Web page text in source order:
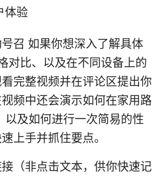
体验
召 如果你想深入了解具体
对比、以及在不同设备上的
完整视频并在评论区提出你
频中还会演示如何在家用路
以及如何进行一次简易的性
上手并抓住要点。
（非点击文本，供你快速记